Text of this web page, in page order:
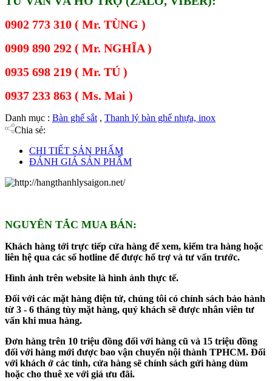
0902 773 310 ( Mr. TÙNG )
0909 890 292 ( Mr. NGHĨA )
0935 698 219 ( Mr. TÚ )
0937 233 863 ( Ms. Mai )
Danh mục : Bàn ghế sắt , Thanh lý bàn ghế nhựa, inox
Chia sẻ:
CHI TIẾT SẢN PHẨM
ĐÁNH GIÁ SẢN PHẨM
NGUYÊN TẮC MUA BÁN:
Khách hàng tới trực tiếp cửa hàng để xem, kiểm tra hàng hoặc
liên hệ qua các số hotline để được hổ trợ và tư vấn trước.
Hình ảnh trên website là hình ảnh thực tế.
Đối với các mặt hàng điện tử, chúng tôi có chính sách bảo hành
từ 3 - 6 tháng tùy mặt hàng, quý khách sẽ được nhân viên tư
vấn khi mua hàng.
Đơn hàng trên 10 triệu đồng đối với hàng cũ và 15 triệu đồng
đối với hàng mới được bao vận chuyển nội thành TPHCM. Đối
với khách ở các tỉnh, cửa hàng sẽ chính sách gửi hàng dùm
hoặc cho thuê xe với giá ưu đãi.